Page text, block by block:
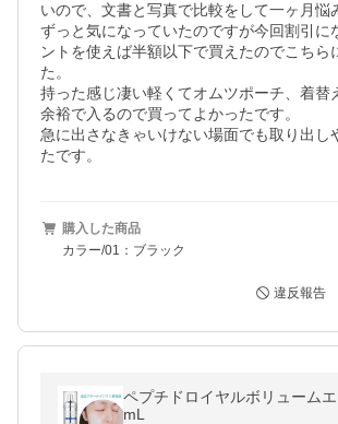
いので、文書と写真で比較をして一ヶ月悩
ずっと気になっていたのですが今回割引に
ントを使えば半額以下で買えたのでこちら
た。
持った感じ凄い軽くてオムツポーチ、着替
余裕で入るので買ってよかったです。
急に出さなきゃいけない場面でも取り出し
たです。
購入した商品
カラー/01：ブラック
違反報告
ペプチドロイヤルボリューム
mL